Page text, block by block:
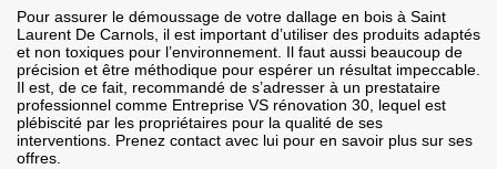
Pour assurer le démoussage de votre dallage en bois à Saint
Laurent De Carnols, il est important d’utiliser des produits adaptés
et non toxiques pour l’environnement. Il faut aussi beaucoup de
précision et être méthodique pour espérer un résultat impeccable.
Il est, de ce fait, recommandé de s’adresser à un prestataire
professionnel comme Entreprise VS rénovation 30, lequel est
plébiscité par les propriétaires pour la qualité de ses
interventions. Prenez contact avec lui pour en savoir plus sur ses
offres.